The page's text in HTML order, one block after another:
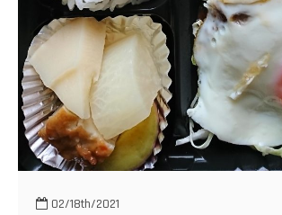
02/18th/2021